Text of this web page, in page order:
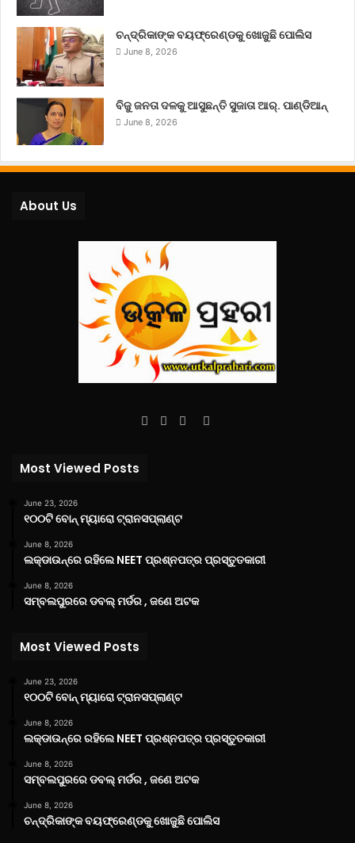
ଚନ୍ଦ୍ରିକାଙ୍କ ବୟଫ୍ରେଣ୍ଡକୁ ଖୋଜୁଛି ପୋଲିସ
June 8, 2026
ବିଜୁ ଜନତା ଦଳକୁ ଆସୁଛନ୍ତି ସୁଜାତା ଆର୍‌. ପାଣ୍ଡିଆନ୍
June 8, 2026
About Us
Facebook
TwitterYouTube
Instagram
Most Viewed Posts
June 23, 2026
୧୦୦ଟି ବୋନ୍ ମ୍ୟାରୋ ଟ୍ରାନସପ୍ଲାଣ୍ଟ
June 8, 2026
ଲକ୍‌ଡାଉନ୍‌ରେ ରହିଲେ NEET ପ୍ରଶ୍ନପତ୍ର ପ୍ରସ୍ତୁତକାରୀ
June 8, 2026
ସମ୍ବଲପୁରରେ ଡବଲ୍ ମର୍ଡର , ଜଣେ ଅଟକ
Most Viewed Posts
June 23, 2026
୧୦୦ଟି ବୋନ୍ ମ୍ୟାରୋ ଟ୍ରାନସପ୍ଲାଣ୍ଟ
June 8, 2026
ଲକ୍‌ଡାଉନ୍‌ରେ ରହିଲେ NEET ପ୍ରଶ୍ନପତ୍ର ପ୍ରସ୍ତୁତକାରୀ
June 8, 2026
ସମ୍ବଲପୁରରେ ଡବଲ୍ ମର୍ଡର , ଜଣେ ଅଟକ
June 8, 2026
ଚନ୍ଦ୍ରିକାଙ୍କ ବୟଫ୍ରେଣ୍ଡକୁ ଖୋଜୁଛି ପୋଲିସ